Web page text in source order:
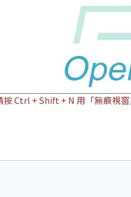
Ctrl + Shift + N 用「無痕視窗